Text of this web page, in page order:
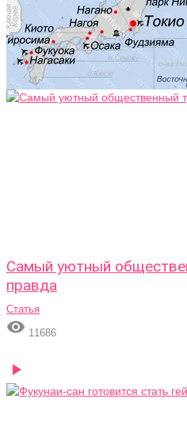
Самый уютный
правда
Статья
 11686
